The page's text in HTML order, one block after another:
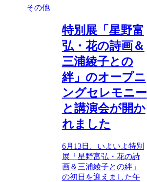
その他
特別展「星野富
弘・花の詩画＆
三浦綾子との
絆」のオープニ
ングセレモニー
と講演会が開か
れました
6月13日、いよいよ特別
展「星野富弘・花の詩
画＆三浦綾子との絆」
の初日を迎えました午